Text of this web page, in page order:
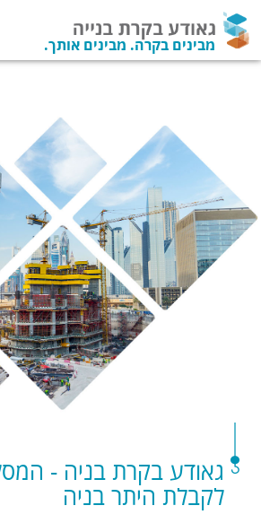
מבינים בקרה. מבינים אותך.
גאודע בקרת בניה -
לקבלת היתר בניה